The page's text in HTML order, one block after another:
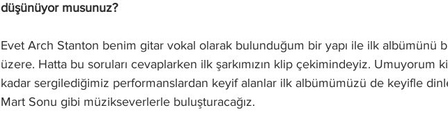
düşünüyor musunuz?
Evet Arch Stanton benim gitar vokal olarak bulunduğum bir yapı ile ilk albümünü
üzere. Hatta bu soruları cevaplarken ilk şarkımızın klip çekimindeyiz. Umuyorum
kadar sergilediğimiz performanslardan keyif alanlar ilk albümümüzü de keyifle
Mart Sonu gibi müzikseverlerle buluşturacağız.